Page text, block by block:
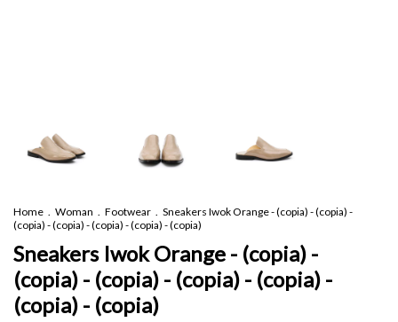
Home . Woman . Footwear . Sneakers Iwok Orange - (copia) - (copia) -
(copia) - (copia) - (copia) - (copia) - (copia)
Sneakers Iwok Orange - (copia) -
(copia) - (copia) - (copia) - (copia) -
(copia) - (copia)